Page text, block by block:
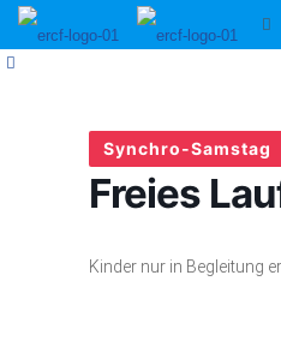
Synchro-Samstag
Freies
Kinder nur in Begleitung